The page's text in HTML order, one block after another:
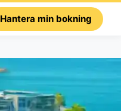
Hantera min bokning